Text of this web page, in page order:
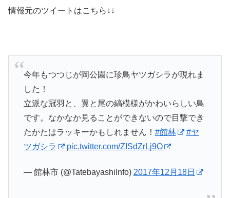
情報元のツイートはこちら↓↓
今年もつつじが岡公園に珍鳥ヤツガシラが現れま
した！
立派な冠羽と、翼と尾の縞模様がかわいらしい鳥
です。なかなか見ることができないので目撃でき
たかたはラッキーかもしれません！ #館林
#ヤ
ツガシラ
pic.twitter.com/ZISdZrLj9O
— 館林市 (@TatebayashiInfo) 2017年12月18日